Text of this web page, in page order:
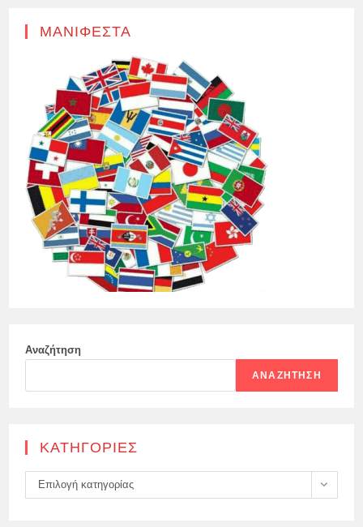
ΜΑΝΙΦΈΣΤΑ
Αναζήτηση
ΑΝΑΖΉΤΗΣΗ
KΑΤΗΓΟΡΊΕΣ
Kατηγορίες
Επιλογή κατηγορίας